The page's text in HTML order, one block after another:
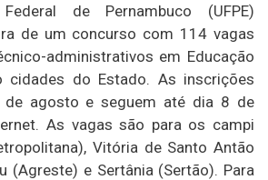
de Pernambuco (UFPE)
de um concurso com 114 vagas
administrativos em Educação
cidades do Estado. As inscrições
de agosto e seguem até dia 8 de
As vagas são para os campi
Vitória de Santo Antão
(Agreste) e Sertânia (Sertão). Para